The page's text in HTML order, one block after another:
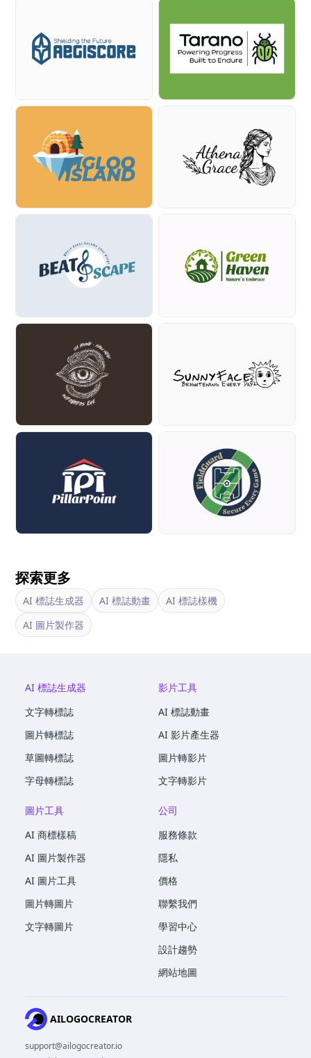
探索更多
AI 標誌生成器 AI 標誌動畫
AI 標誌樣機
AI 圖片製作器
AI 標誌生成器
文字轉標誌
圖片轉標誌
草圖轉標誌
字母轉標誌
影片工具
AI 標誌動畫
AI 影片產生器
圖片轉影片
文字轉影片
圖片工具
AI 商標樣稿
AI 圖片製作器
AI 圖片工具
圖片轉圖片
文字轉圖片
公司
服務條款
隱私
價格
聯繫我們
學習中心
設計趨勢
網站地圖
AILOGOCREATOR
support@ailogocreator.io